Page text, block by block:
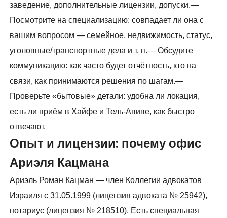
заведение, дополнительные лицензии, допуски.—
Посмотрите на специализацию: совпадает ли она с
вашим вопросом — семейное, недвижимость, статус,
уголовные/транспортные дела и т. п.— Обсудите
коммуникацию: как часто будет отчётность, кто на
связи, как принимаются решения по шагам.—
Проверьте «бытовые» детали: удобна ли локация,
есть ли приём в Хайфе и Тель-Авиве, как быстро
отвечают.
Опыт и лицензии: почему офис
Ариэля Кацмана
Ариэль Роман Кацман — член Коллегии адвокатов
Израиля с 31.05.1999 (лицензия адвоката № 25942),
нотариус (лицензия № 218510). Есть специальная